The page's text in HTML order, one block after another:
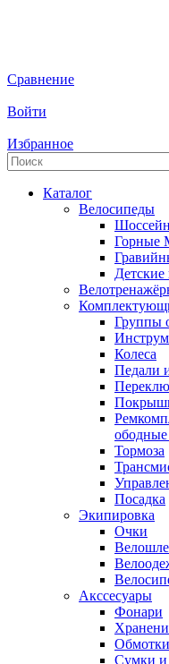
Сравнение
Войти
Избранное
Каталог
Велосипеды
Горные
Группы
Колеса
Педали
Тормоза
Посадка
Экипировка
Очки
Акссесуары
Фонари
Сумки и